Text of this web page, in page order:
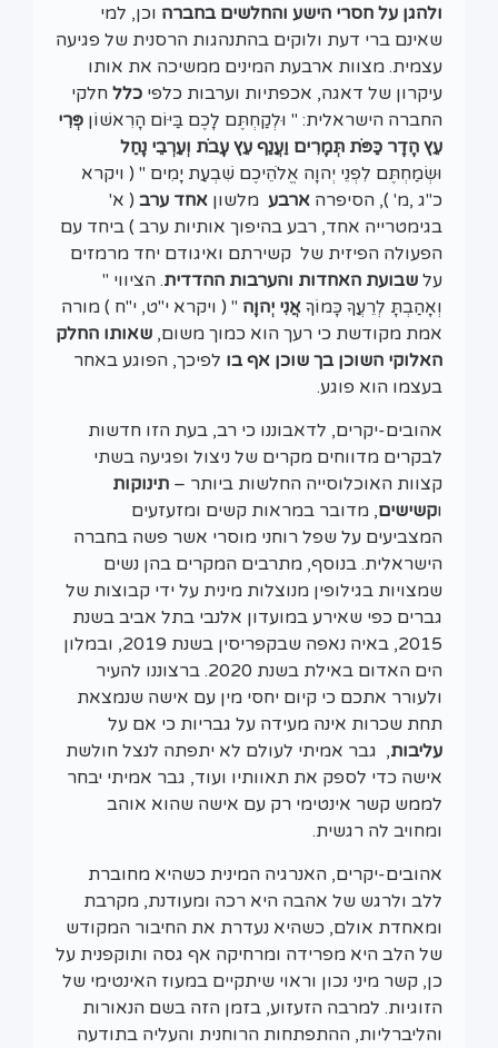
ולהגן על חסרי הישע והחלשים בחברה וכן, למי
שאינם ברי דעת ולוקים בהתנהגות הרסנית של פגיעה
עצמית. מצוות ארבעת המינים ממשיכה את אותו
עיקרון של דאגה, אכפתיות וערבות כלפי כלל חלקי
החברה הישראלית: " וּלְקַחְתֶּם לָכֶם בַּיּוֹם הָרִאשׁוֹן פְּרִי
עֵץ הָדָר כַּפֹּת תְּמָרִים וַעֲנַף עֵץ עָבֹת וְעַרְבֵי נָחַל
וּשְׂמַחְתֶּם לִפְנֵי יְהוָה אֱלֹהֵיכֶם שִׁבְעַת יָמִים " ( ויקרא
כ"ג ,מ' ), הסיפרה ארבע מלשון אחד ערב ( א'
בגימטרייה אחד, רבע בהיפוך אותיות ערב ) ביחד עם
הפעולה הפיזית של קשירתם ואיגודם יחד מרמזים
על שבועת האחדות והערבות ההדדית. הציווי "
וְאָהַבְתָּ לְרֵעֲךָ כָּמוֹךָ אֲנִי יְהוָה " ( ויקרא י"ט, י"ח ) מורה
אמת מקודשת כי רעך הוא כמוך משום, שאותו החלק
האלוקי השוכן בך שוכן אף בו לפיכך, הפוגע באחר
בעצמו הוא פוגע.
אהובים-יקרים, לדאבוננו כי רב, בעת הזו חדשות
לבקרים מדווחים מקרים של ניצול ופגיעה בשתי
קצוות האוכלוסייה החלשות ביותר – תינוקות
וקשישים, מדובר במראות קשים ומזעזעים
המצביעים על שפל רוחני מוסרי אשר פשה בחברה
הישראלית. בנוסף, מתרבים המקרים בהן נשים
שמצויות בגילופין מנוצלות מינית על ידי קבוצות של
גברים כפי שאירע במועדון אלנבי בתל אביב בשנת
2015, באיה נאפה שבקפריסין בשנת 2019, ובמלון
הים האדום באילת בשנת 2020. ברצוננו להעיר
ולעורר אתכם כי קיום יחסי מין עם אישה שנמצאת
תחת שכרות אינה מעידה על גבריות כי אם על
עליבות, גבר אמיתי לעולם לא יתפתה לנצל חולשת
אישה כדי לספק את תאוותיו ועוד, גבר אמיתי יבחר
לממש קשר אינטימי רק עם אישה שהוא אוהב
ומחויב לה רגשית.
אהובים-יקרים, האנרגיה המינית כשהיא מחוברת
ללב ולרגש של אהבה היא רכה ומעודנת, מקרבת
ומאחדת אולם, כשהיא נעדרת את החיבור המקודש
של הלב היא מפרידה ומרחיקה אף גסה ותוקפנית על
כן, קשר מיני נכון וראוי שיתקיים במעוז האינטימי של
הזוגיות. למרבה הזעזוע, בזמן הזה בשם הנאורות
והליברליות, ההתפתחות הרוחנית והעליה בתודעה